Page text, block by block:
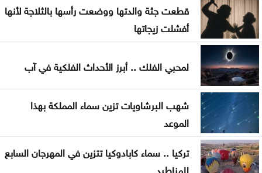
هجمات حوثية
قطعت جثة والدتها ووضعت رأسها بالثلاجة لأنها
أفشلت زيجاتها
لمحبي الفلك .. أبرز الأحداث الفلكية في آب
شهب البرشاويات تزين سماء المملكة بهذا
الموعد
تركيا .. سماء كابادوكيا تتزين في المهرجان السابع
للمناطيد